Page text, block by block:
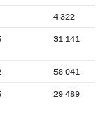
4 322
31 141
58 041
29 489